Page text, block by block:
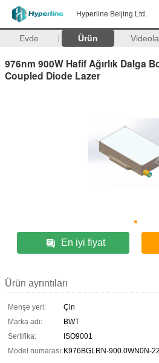
Hyperline Beijing Ltd.
Evde Ürün
976nm 900W Hafif Ağırlık Dalga
Coupled Diode Lazer
En iyi fiyat
Ürün ayrıntıları
Menşe yeri:
Çin
Marka adı:
BWT
Sertifika:
ISO9001
Model numarası:K976BGLRN-900.0WN0N-